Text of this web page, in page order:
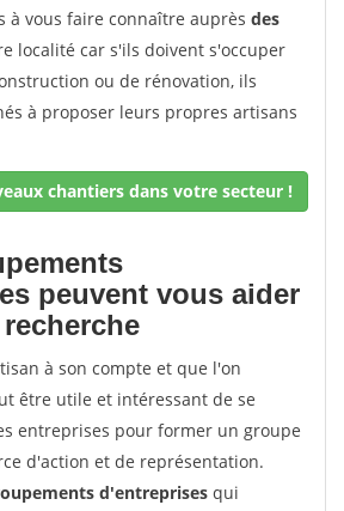
à vous faire connaître auprès des
localité car s'ils doivent s'occuper
ou de rénovation, ils
à proposer leurs propres artisans
chantiers dans votre secteur !
peuvent vous aider
à son compte et que l'on
être utile et intéressant de se
entreprises pour former un groupe
d'action et de représentation.
d'entreprises qui